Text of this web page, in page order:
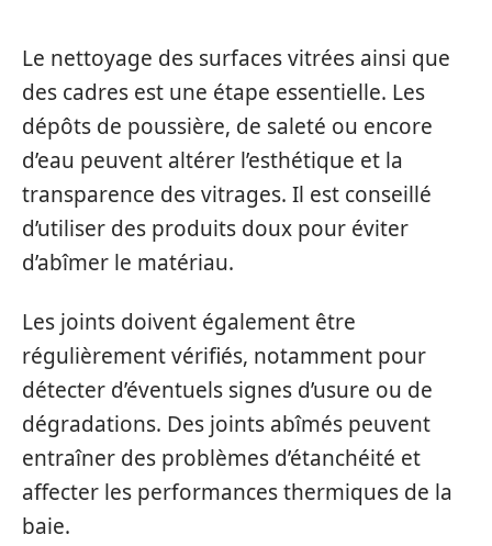
Le nettoyage des surfaces vitrées ainsi que
des cadres est une étape essentielle. Les
dépôts de poussière, de saleté ou encore
d’eau peuvent altérer l’esthétique et la
transparence des vitrages. Il est conseillé
d’utiliser des produits doux pour éviter
d’abîmer le matériau.
Les joints doivent également être
régulièrement vérifiés, notamment pour
détecter d’éventuels signes d’usure ou de
dégradations. Des joints abîmés peuvent
entraîner des problèmes d’étanchéité et
affecter les performances thermiques de la
baie.